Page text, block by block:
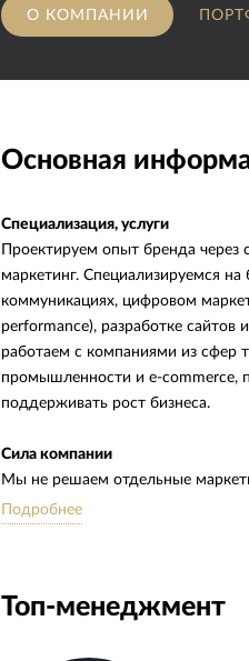
О КОМПАНИИ
Основная
Специализация, услуги
Проектируем опыт бренда
маркетинг. Специализируемся на
коммуникациях, цифровом
performance), разработке
работаем с компаниями из сфер
промышленности и e-commerce,
поддерживать рост бизнеса.
Сила компании
Мы не решаем отдельные
опыт бренда как единую
Особенности работы с
Подробнее
Топ-менеджмент